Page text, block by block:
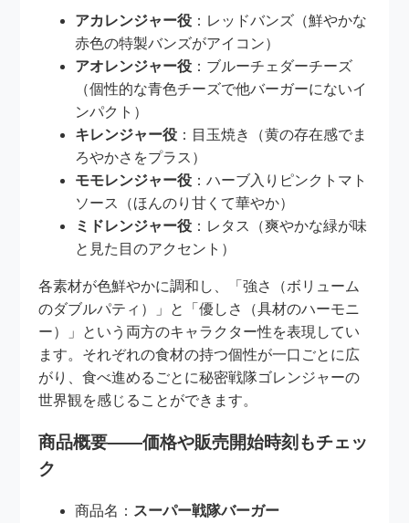
アカレンジャー役 ：レッドバンズ（鮮やかな
赤色の特製バンズがアイコン）
アオレンジャー役 ：ブルーチェダーチーズ
（個性的な青色チーズで他バーガーにないイ
ンパクト）
キレンジャー役 ：目玉焼き（黄の存在感でま
ろやかさをプラス）
モモレンジャー役 ：ハーブ入りピンクトマト
ソース（ほんのり甘くて華やか）
ミドレンジャー役 ：レタス（爽やかな緑が味
と見た目のアクセント）
各素材が色鮮やかに調和し、「強さ（ボリューム
のダブルパティ）」と「優しさ（具材のハーモニ
ー）」という両方のキャラクター性を表現してい
ます。それぞれの食材の持つ個性が一口ごとに広
がり、食べ進めるごとに秘密戦隊ゴレンジャーの
世界観を感じることができます。
商品概要――価格や販売開始時刻もチェッ
ク
商品名： スーパー戦隊バーガー